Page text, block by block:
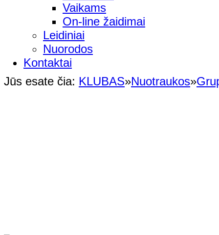
Vaikams
On-line žaidimai
Leidiniai
Nuorodos
Kontaktai
Jūs esate čia: KLUBAS»Nuotraukos»